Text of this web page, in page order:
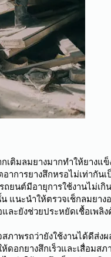
มลมยางมากทำให้ยางแข็
อาการยางสึกหรอไม่เท่ากั
ยนต์มีอายุการใช้งานไม่เกิ
แนะนำให้ตรวจเช็กลมยา
ละยังช่วยประหยัดเชื้อเพลิง
ภาพรถว่ายังใช้งานได้ดีส่ง
อกยางสึกเร็วและเสื่อมส